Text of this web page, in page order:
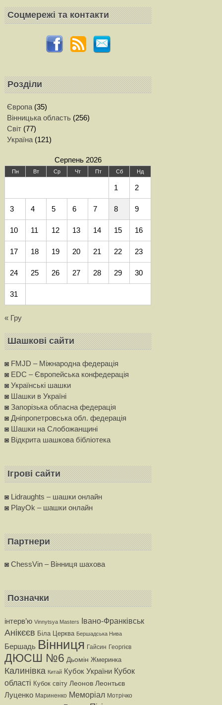
Соцмережi та контакти
Розділи
Європа(35)
Вінницька область(256)
Світ(77)
Україна(121)
Серпень 2026
Пн Вт Ср Чт Пт Сб Нд
1 2
3 4 5 6 7 8 9
10 11 12 13 14 15 16
17 18 19 20 21 22 23
24 25 26 27 28 29 30
31
« Гру
Шашкові сайти
◙ FMJD – Міжнародна федерація
◙ EDC – Європейська конфедерацiя
◙ Українські шашки
◙ Шашки в Україні
◙ Запорізька обласна федерація
◙ Дніпропетровська обл. федерація
◙ Шашки на Слобожанщині
◙ Вiдкрита шашкова бібліотека
Ігрові сайти
◙ Lidraughts – шашки онлайн
◙ PlayOk – шашки онлайн
Партнери
◙ ChessVin – Вінниця шахова
Позначки
iнтерв’ю Vinnytsya Masters Івано-Франківськ
Анікєєв Бiла Церква Бершадська Нива
Бершадь Вінниця Гайсин Георгiєв
ДЮСШ №6 Дьомін Жмеринка
Калинівка Китай Кубок України Кубок
області Кубок світу Леонов Леонтьєв
Луценко Мариненко Меморіал Мотрiчко